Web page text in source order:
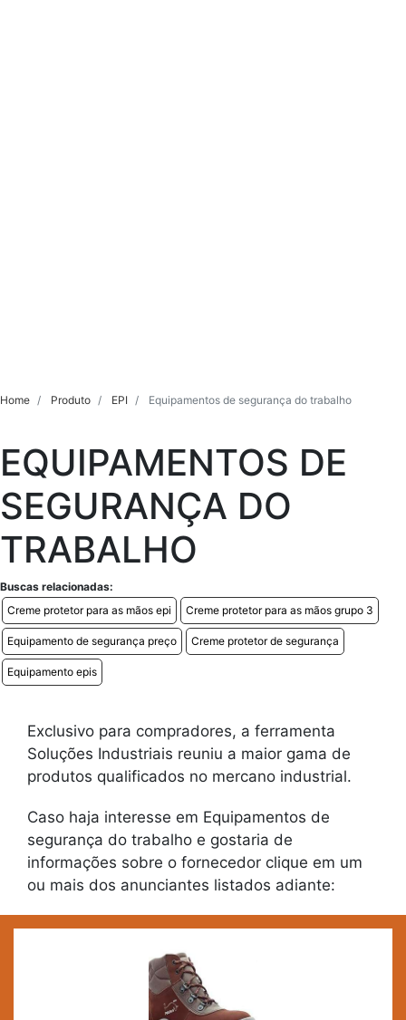
Home Produto EPI Equipamentos de segurança do trabalho
EQUIPAMENTOS DE
SEGURANÇA DO
TRABALHO
Buscas relacionadas:
Creme protetor para as mãos epi
Creme protetor para as mãos grupo 3
Equipamento de segurança preço Creme protetor de segurança
Equipamento epis
Exclusivo para compradores, a ferramenta
Soluções Industriais reuniu a maior gama de
produtos qualificados no mercano industrial.
Caso haja interesse em Equipamentos de
segurança do trabalho e gostaria de
informações sobre o fornecedor clique em um
ou mais dos anunciantes listados adiante: